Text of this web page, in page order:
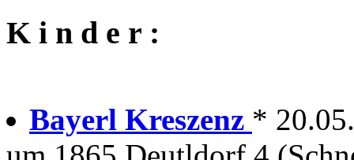
K i n d e r :
Bayerl Kreszenz *